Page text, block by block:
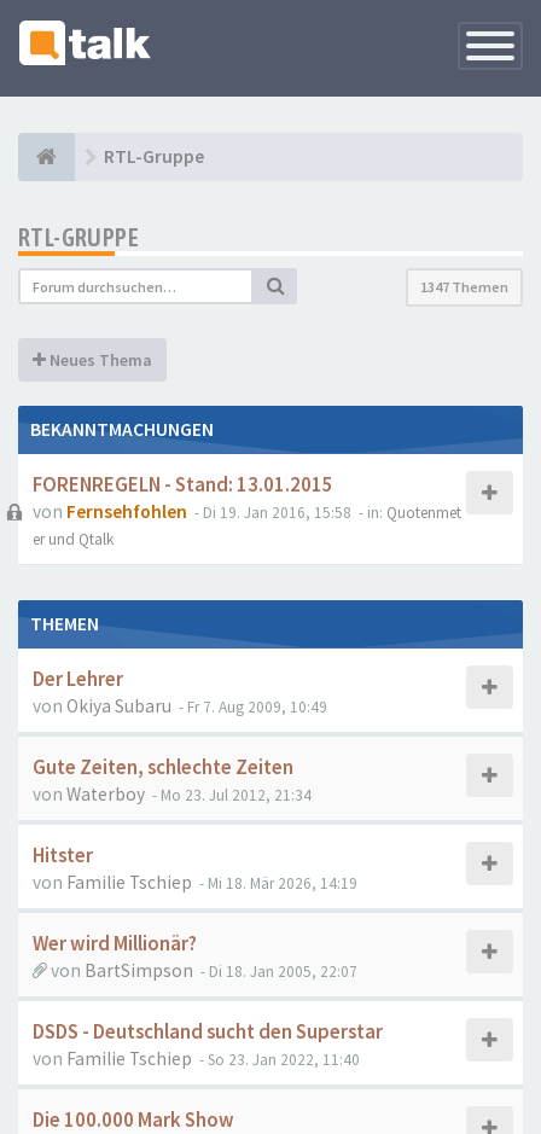
RTL-Gruppe
RTL-GRUPPE
1347 Themen
Neues Thema
BEKANNTMACHUNGEN
FORENREGELN - Stand: 13.01.2015
von Fernsehfohlen - Di 19. Jan 2016, 15:58 - in: Quotenmet
er und Qtalk
THEMEN
Der Lehrer
von Okiya Subaru - Fr 7. Aug 2009, 10:49
Gute Zeiten, schlechte Zeiten
von Waterboy - Mo 23. Jul 2012, 21:34
Hitster
von Familie Tschiep - Mi 18. Mär 2026, 14:19
Wer wird Millionär?
von BartSimpson - Di 18. Jan 2005, 22:07
DSDS - Deutschland sucht den Superstar
von Familie Tschiep - So 23. Jan 2022, 11:40
Die 100.000 Mark Show